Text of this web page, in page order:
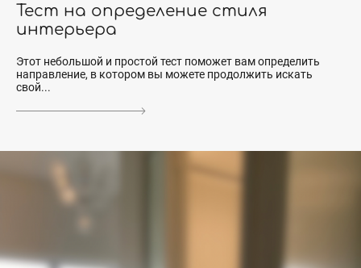
Тест на определение стиля
интерьера
Этот небольшой и простой тест поможет вам определить
направление, в котором вы можете продолжить искать
свой...